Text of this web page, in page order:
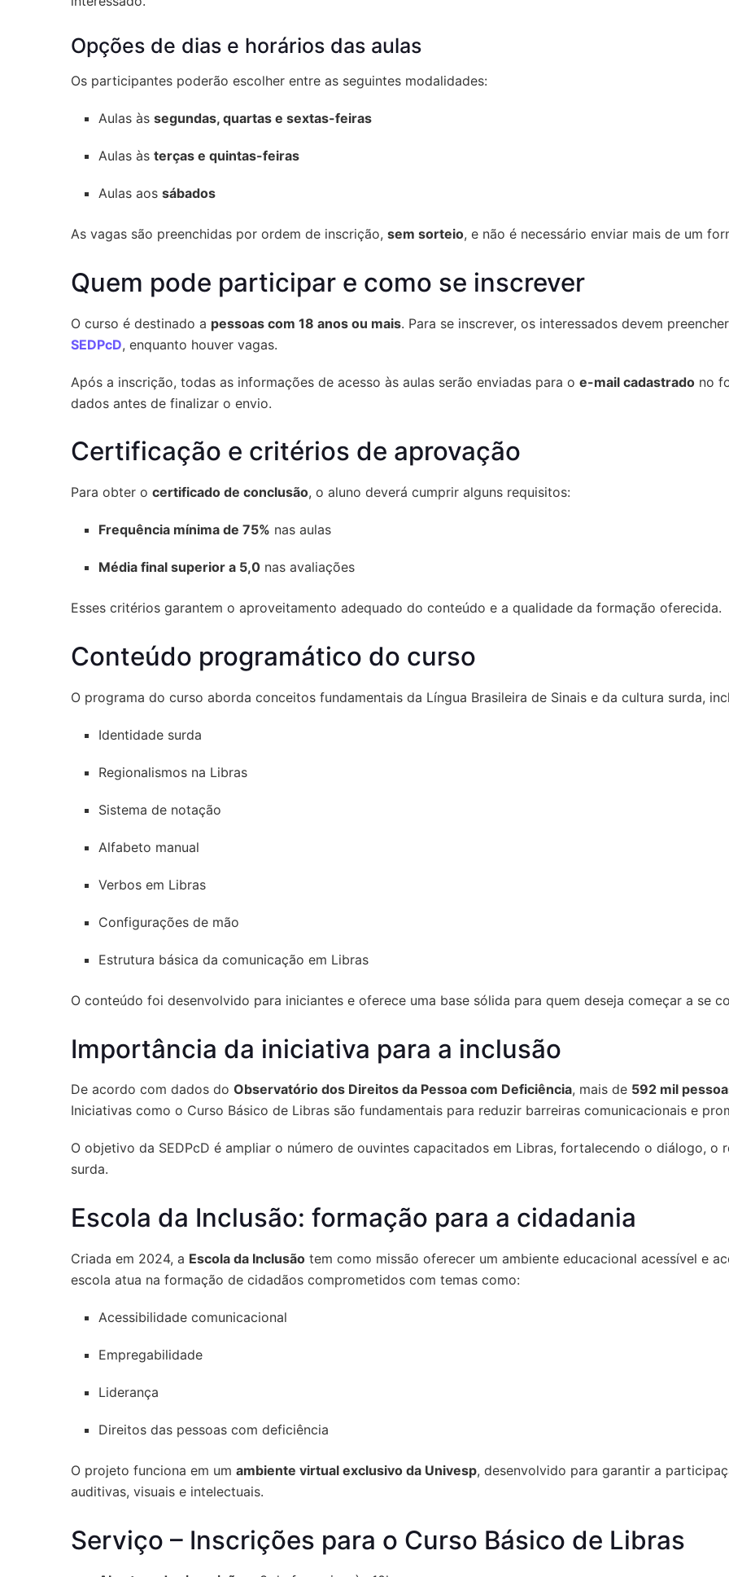
Opções de dias e horários das aulas
Os participantes poderão escolher entre as seguintes modalidades:
Aulas àssegundas, quartas e sextas-feiras
Aulas àsterças e quintas-feiras
Aulas aossábados
As vagas são preenchidas por ordem de inscrição, sem sorteio, e não é necessário enviar mais de um
Quem pode participar e como se inscrever
O curso é destinado a pessoas com 18 anos ou mais. Para se inscrever, os interessados devem
SEDPcD, enquanto houver vagas.
Após a inscrição, todas as informações de acesso às aulas serão enviadas para o e-mail cadastrado no
dados antes de finalizar o envio.
Certificação e critérios de aprovação
Para obter o certificado de conclusão, o aluno deverá cumprir alguns requisitos:
Frequência mínima de 75% nas aulas
Média final superior a 5,0 nas avaliações
Esses critérios garantem o aproveitamento adequado do conteúdo e a qualidade da formação oferecida.
Conteúdo programático do curso
O programa do curso aborda conceitos fundamentais da Língua Brasileira de Sinais e da cultura surda,
Identidade surda
Regionalismos na Libras
Sistema de notação
Alfabeto manual
Verbos em Libras
Configurações de mão
Estrutura básica da comunicação em Libras
O conteúdo foi desenvolvido para iniciantes e oferece uma base sólida para quem deseja começar a se
Importância da iniciativa para a inclusão
De acordo com dados do Observatório dos Direitos da Pessoa com Deficiência, mais de 592 mil
Iniciativas como o Curso Básico de Libras são fundamentais para reduzir barreiras comunicacionais e
O objetivo da SEDPcD é ampliar o número de ouvintes capacitados em Libras, fortalecendo o diálogo, o
surda.
Escola da Inclusão: formação para a cidadania
Criada em 2024, a Escola da Inclusão tem como missão oferecer um ambiente educacional acessível e
escola atua na formação de cidadãos comprometidos com temas como:
Acessibilidade comunicacional
Empregabilidade
Liderança
Direitos das pessoas com deficiência
O projeto funciona em um ambiente virtual exclusivo da Univesp, desenvolvido para garantir a
auditivas, visuais e intelectuais.
Serviço – Inscrições para o Curso Básico de Libras